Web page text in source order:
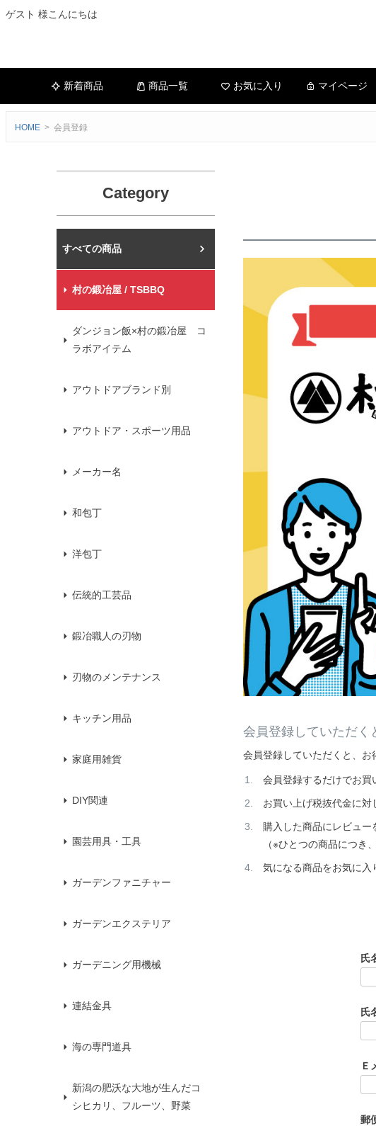
ゲスト 様こんにちは
新着商品 商品一覧 お気に入り マイページ
HOME 会員登録
Category
村の鍛冶屋本店
村の鍛冶屋 / TSBBQ
ダンジョン飯×村の鍛冶屋 コ
ラボアイテム
アウトドアブランド別
アウトドア・スポーツ用品
メーカー名
和包丁
洋包丁
伝統的工芸品
鍛冶職人の刃物
刃物のメンテナンス
キッチン用品
家庭用雑貨
DIY関連
園芸用具・工具
ガーデンファニチャー
ガーデンエクステリア
ガーデニング用機械
連結金具
海の専門道具
新潟の肥沃な大地が生んだコ
シヒカリ、フルーツ、野菜
会員登録していただく
会員登録していただくと、お
会員登録するだけでお買
お買い上げ税抜代金に対
購入した商品にレビュー
（※ひとつの商品につき
気になる商品をお気に入
氏
氏
Ｅ
郵